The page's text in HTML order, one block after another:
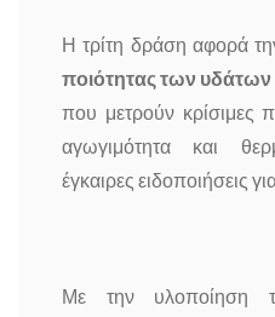
Η τρίτη δράση αφορά
ποιότητας των υδάτων
που μετρούν κρίσιμες
αγωγιμότητα και
έγκαιρες ειδοποιήσεις
Με την υλοποίηση